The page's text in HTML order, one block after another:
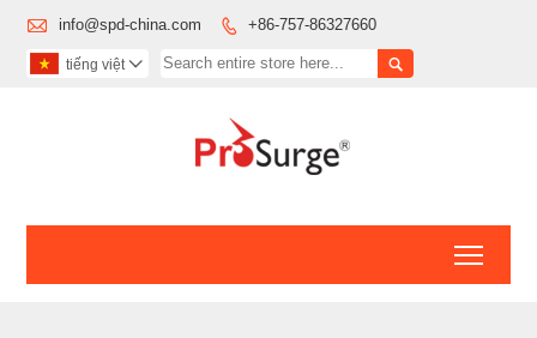
 info@spd-china.com  +86-757-86327660

tiếng việt 